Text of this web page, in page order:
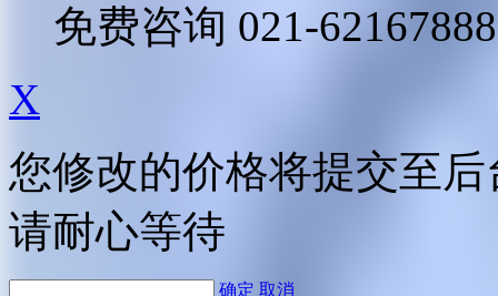
免费咨询 021-62167888
X
您修改的价格将提交至
请耐心等待
确定 取消